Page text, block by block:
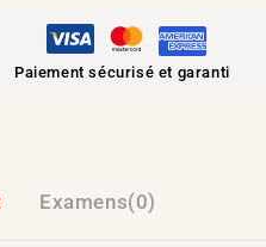
Paiement sécurisé et garanti
Examens(0)